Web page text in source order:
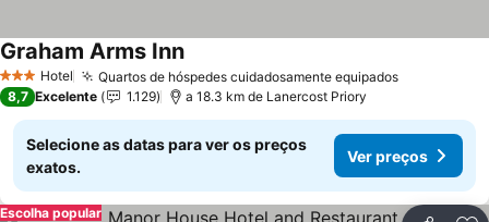
3 EstrelasHotel Quartos de hóspedes cuidadosamente equipados
Graham Arms Inn
8,7 Excelente 1.129 a 18.3 km de Lanercost Priory
Selecione as datas para ver os preços
exatos.
Ver preços
Escolha popular